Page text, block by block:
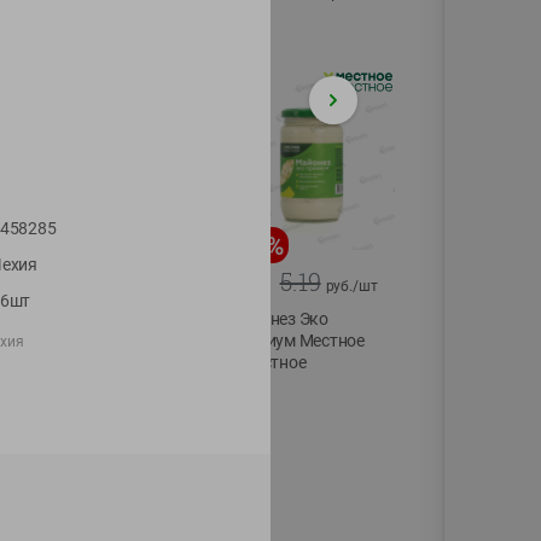
-20
ягодные Местное
%
5.19 руб./шт
Майонез Эко
премиум Местное
известное